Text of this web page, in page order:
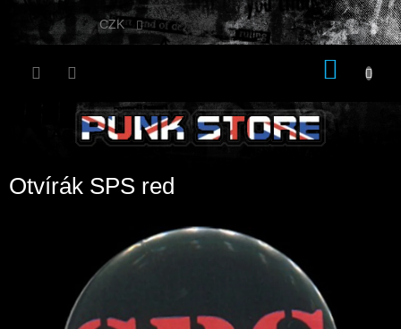
Přejít
CZK
Otvírák SPS red